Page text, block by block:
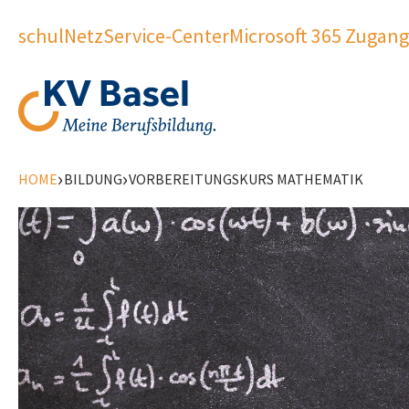
schulNetzService-CenterMicrosoft 365 Zugang
HOME›BILDUNG›VORBEREITUNGSKURS MATHEMATIK